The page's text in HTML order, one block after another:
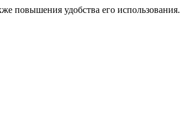
повышения удобства его